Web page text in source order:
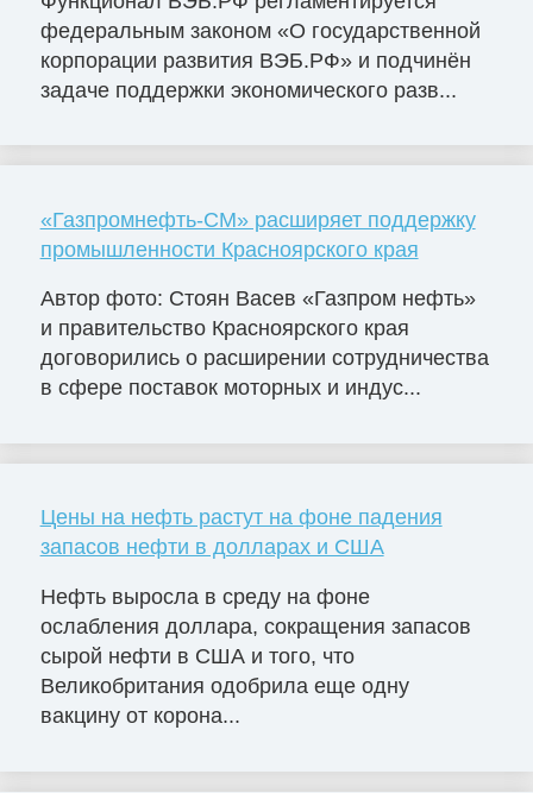
федеральным законом «О государственной
корпорации развития ВЭБ.РФ» и подчинён
задаче поддержки экономического разв...
«Газпромнефть-СМ» расширяет поддержку
промышленности Красноярского края
Автор фото: Стоян Васев «Газпром нефть»
и правительство Красноярского края
договорились о расширении сотрудничества
в сфере поставок моторных и индус...
Цены на нефть растут на фоне падения
запасов нефти в долларах и США
Нефть выросла в среду на фоне
ослабления доллара, сокращения запасов
сырой нефти в США и того, что
Великобритания одобрила еще одну
вакцину от корона...